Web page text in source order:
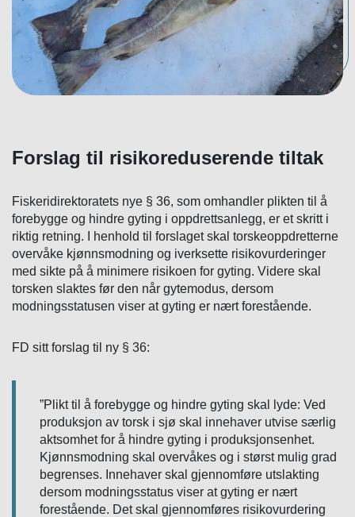
Forslag til risikoreduserende tiltak
Fiskeridirektoratets nye § 36, som omhandler plikten til å
forebygge og hindre gyting i oppdrettsanlegg, er et skritt i
riktig retning. I henhold til forslaget skal torskeoppdretterne
overvåke kjønnsmodning og iverksette risikovurderinger
med sikte på å minimere risikoen for gyting. Videre skal
torsken slaktes før den når gytemodus, dersom
modningsstatusen viser at gyting er nært forestående.
FD sitt forslag til ny § 36:
”Plikt til å forebygge og hindre gyting skal lyde: Ved
produksjon av torsk i sjø skal innehaver utvise særlig
aktsomhet for å hindre gyting i produksjonsenhet.
Kjønnsmodning skal overvåkes og i størst mulig grad
begrenses. Innehaver skal gjennomføre utslakting
dersom modningsstatus viser at gyting er nært
forestående. Det skal gjennomføres risikovurdering